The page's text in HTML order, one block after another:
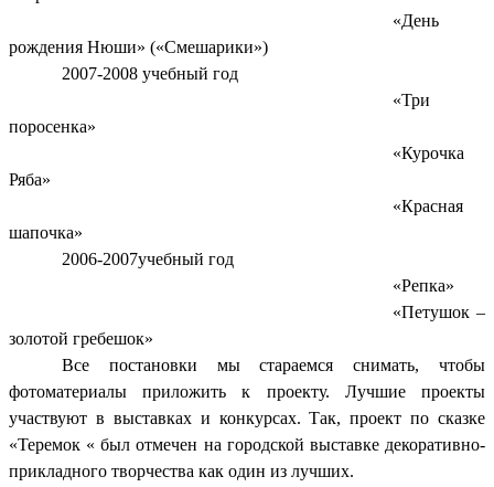
«День
рождения Нюши» («Смешарики»)
2007-2008 учебный год
«Три
поросенка»
«Курочка
Ряба»
«Красная
шапочка»
2006-2007учебный год
«Репка»
«Петушок –
золотой гребешок»
Все постановки мы стараемся снимать, чтобы
фотоматериалы приложить к проекту. Лучшие проекты
участвуют в выставках и конкурсах. Так, проект по сказке
«Теремок « был отмечен на городской выставке декоративно-
прикладного творчества как один из лучших.